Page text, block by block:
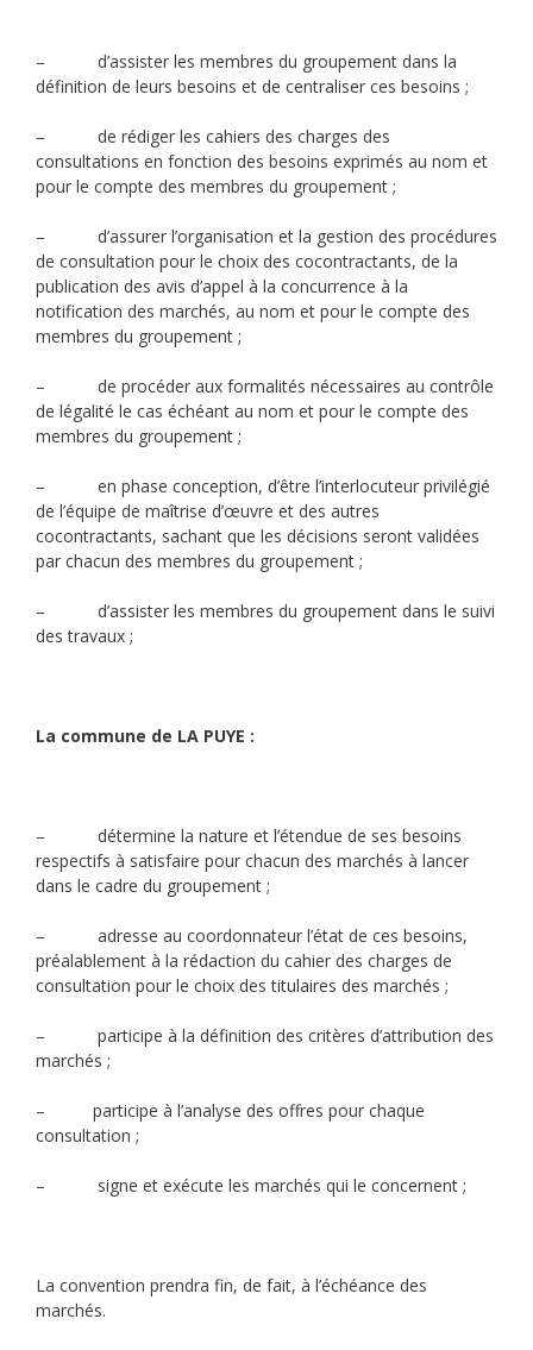
– d’assister les membres du groupement dans la
définition de leurs besoins et de centraliser ces besoins ;
– de rédiger les cahiers des charges des
consultations en fonction des besoins exprimés au nom et
pour le compte des membres du groupement ;
– d’assurer l’organisation et la gestion des procédures
de consultation pour le choix des cocontractants, de la
publication des avis d’appel à la concurrence à la
notification des marchés, au nom et pour le compte des
membres du groupement ;
– de procéder aux formalités nécessaires au contrôle
de légalité le cas échéant au nom et pour le compte des
membres du groupement ;
– en phase conception, d’être l’interlocuteur privilégié
de l’équipe de maîtrise d’œuvre et des autres
cocontractants, sachant que les décisions seront validées
par chacun des membres du groupement ;
– d’assister les membres du groupement dans le suivi
des travaux ;
La commune de LA PUYE :
– détermine la nature et l’étendue de ses besoins
respectifs à satisfaire pour chacun des marchés à lancer
dans le cadre du groupement ;
– adresse au coordonnateur l’état de ces besoins,
préalablement à la rédaction du cahier des charges de
consultation pour le choix des titulaires des marchés ;
– participe à la définition des critères d’attribution des
marchés ;
– participe à l’analyse des offres pour chaque
consultation ;
– signe et exécute les marchés qui le concernent ;
La convention prendra fin, de fait, à l’échéance des
marchés.